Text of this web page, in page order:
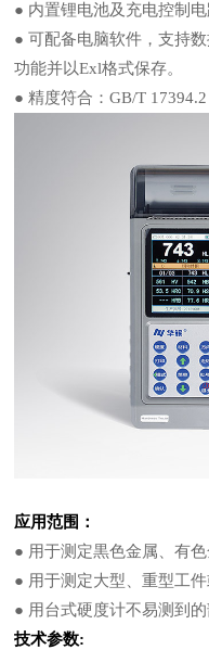
● 内置锂电池及充电控制
● 可配备电脑软件，支持
功能并以Exl格式保存。
● 精度符合：GB/T 17394.2
应用范围：
● 用于测定黒色金属、有
● 用于测定大型、重型工
● 用台式硬度计不易测到
技术参数: